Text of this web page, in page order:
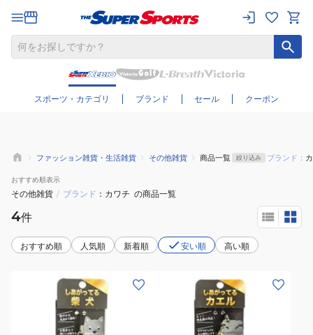
スポーツ・カテゴリ ブランド セール クーポン
さらに絞り込む
ファッション雑貨・生活雑貨 その他雑貨 商品一覧 絞り込み ブランド：
おすすめ順表示
その他雑貨 / ブランド カワチ の商品一覧
4件
おすすめ順 人気順 新着順 安い順 高い順